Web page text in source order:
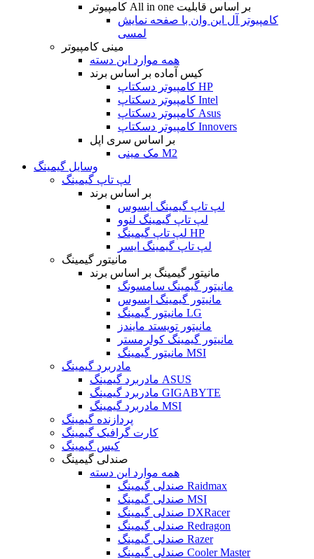
کامپیوتر All in one بر اساس قابلیت
کامپیوتر آل این وان با صفحه نمایش
لمسی
مینی کامپیوتر
همه موارد این دسته
کیس آماده بر اساس برند
کامپیوتر دسکتاپ HP
کامپیوتر دسکتاپ Intel
کامپیوتر دسکتاپ Asus
کامپیوتر دسکتاپ Innovers
بر اساس سری اپل
مک مینی M2
وسایل گیمینگ
لپ تاپ گیمینگ
بر اساس برند
لپ تاپ گیمینگ ایسوس
لپ تاپ گیمینگ لنوو
لپ تاپ گیمینگ HP
لپ تاپ گیمینگ ایسر
مانیتور گیمینگ
مانیتور گیمینگ بر اساس برند
مانیتور گیمینگ سامسونگ
مانیتور گیمینگ ایسوس
مانیتور گیمینگ LG
مانیتور تویستد مایندز
مانیتور گیمینگ کولرمستر
مانیتور گیمینگ MSI
مادربرد گیمینگ
مادربرد گیمینگ ASUS
مادربرد گیمینگ GIGABYTE
مادربرد گیمینگ MSI
پردازنده گیمینگ
کارت گرافیک گیمینگ
کیس گیمینگ
صندلی گیمینگ
همه موارد این دسته
صندلی گیمینگ Raidmax
صندلی گیمینگ MSI
صندلی گیمینگ DXRacer
صندلی گیمینگ Redragon
صندلی گیمینگ Razer
صندلی گیمینگ Cooler Master